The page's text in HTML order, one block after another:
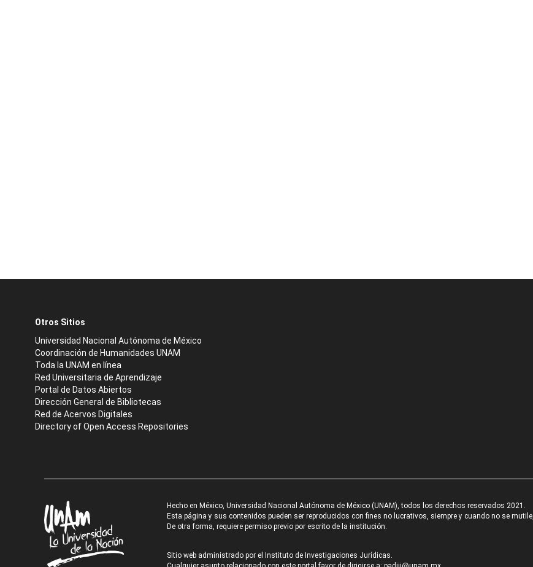
Otros Sitios
Universidad Nacional Autónoma de México
Coordinación de Humanidades UNAM
Toda la UNAM en línea
Red Universitaria de Aprendizaje
Portal de Datos Abiertos
Dirección General de Bibliotecas
Red de Acervos Digitales
Directory of Open Access Repositories
Hecho en México, Universidad Nacional Autónoma de México (UNAM), todos los derechos reservados 2021.
Esta página y sus contenidos pueden ser reproducidos con fines no lucrativos, siempre y cuando no se
De otra forma, requiere permiso previo por escrito de la institución.
Sitio web administrado por el Instituto de Investigaciones Jurídicas.